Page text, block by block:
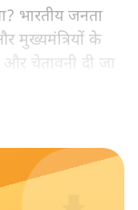
मुख्यमंत्री,